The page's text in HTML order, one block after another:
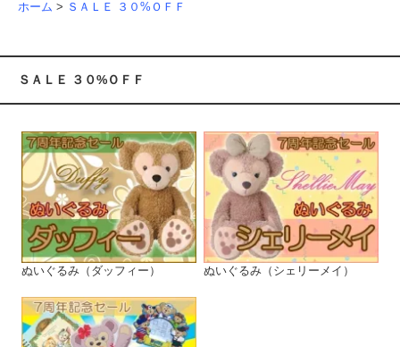
ホーム > ＳＡＬＥ ３０%ＯＦＦ
ＳＡＬＥ ３０%ＯＦＦ
ぬいぐるみ（ダッフィー） ぬいぐるみ（シェリーメイ）